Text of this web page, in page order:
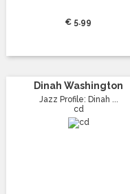
€ 5.99
Dinah Washington
Jazz Profile: Dinah ...
cd